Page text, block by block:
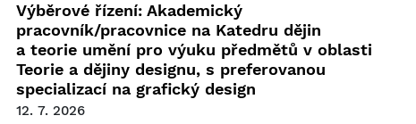
Výběrové řízení: Akademický
pracovník/pracovnice na Katedru dějin
a teorie umění pro výuku předmětů v oblasti
Teorie a dějiny designu, s preferovanou
specializací na grafický design
12. 7. 2026